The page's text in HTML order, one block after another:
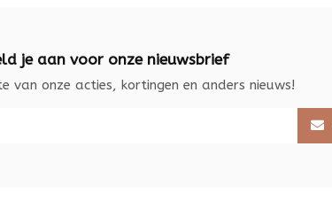
je aan voor onze nieuwsbrief
van onze acties, kortingen en anders nieuws!